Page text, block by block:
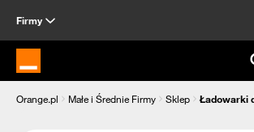
Firmy
Strona główna Orange.pl
Orange.pl Małe i Średnie Firmy Sklep Ładowarki